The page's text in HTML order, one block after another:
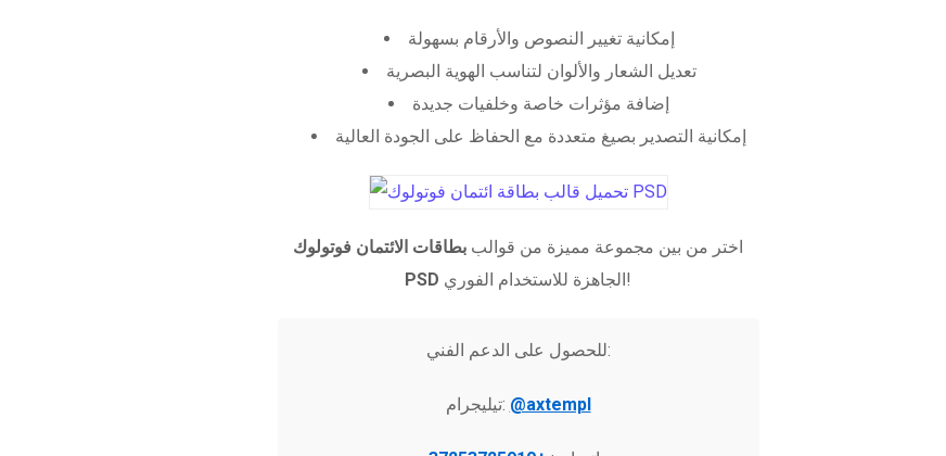
إمكانية تغيير النصوص والأرقام بسهولة
تعديل الشعار والألوان لتناسب الهوية البصرية
إضافة مؤثرات خاصة وخلفيات جديدة
إمكانية التصدير بصيغ متعددة مع الحفاظ على الجودة العالية
اختر من بين مجموعة مميزة من قوالب بطاقات الائتمان فوتولوك
PSD
الجاهزة للاستخدام الفوري!
للحصول على الدعم الفني:
تيليجرام: @axtempl